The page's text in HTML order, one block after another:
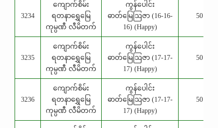
3234
ကျောက်စိမ်း
ရတနာရွှေမြေ
ကုမ္ပဏီ လီမိတက်
ကွန်ပေါင်း
ဓာတ်မြေဩဇာ (16-16-
16) (Happy)
50 Kg
3235
ကျောက်စိမ်း
ရတနာရွှေမြေ
ကုမ္ပဏီ လီမိတက်
ကွန်ပေါင်း
ဓာတ်မြေဩဇာ (17-17-
17) (Happy)
50 Kg
3236
ကျောက်စိမ်း
ရတနာရွှေမြေ
ကုမ္ပဏီ လီမိတက်
ကွန်ပေါင်း
ဓာတ်မြေဩဇာ (17-17-
17) (Happy)
50 Kg